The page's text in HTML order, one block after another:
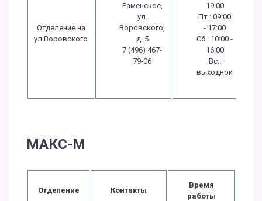
Отделение на
ул.Воровского
Раменское,
ул.
Воровского,
д. 5
7 (496) 467-
79-06
19:00
Пт.: 09:00
- 17:00
Сб.: 10:00 -
16:00
Вс.:
выходной
МАКС-М
Отделение Контакты
Время
работы